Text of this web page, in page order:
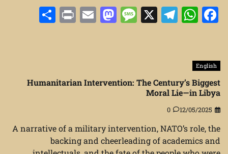
Facebook
WhatsApp
Telegram
X
Message
Mastodon
Email
Print
English
Humanitarian Intervention: The Century’s Biggest
Moral Lie—in Libya
12/05/2025
0
A narrative of a military intervention, NATO’s role, the
backing and cheerleading of academics and